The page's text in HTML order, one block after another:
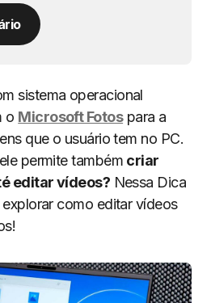
sistema operacional
o Microsoft Fotospara a
que o usuário tem no PC.
permite também criar
editar vídeos? Nessa Dica
como editar vídeos